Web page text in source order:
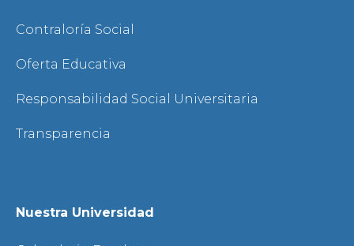
Contraloría Social
Oferta Educativa
Responsabilidad Social Universitaria
Transparencia
Nuestra Universidad